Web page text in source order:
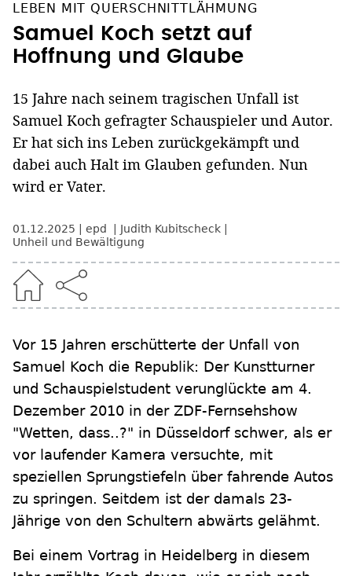
LEBEN MIT QUERSCHNITTLÄHMUNG
Samuel Koch setzt auf
Hoffnung und Glaube
15 Jahre nach seinem tragischen Unfall ist
Samuel Koch gefragter Schauspieler und Autor.
Er hat sich ins Leben zurückgekämpft und
dabei auch Halt im Glauben gefunden. Nun
wird er Vater.
01.12.2025 epd
Judith Kubitscheck
Unheil und Bewältigung
Vor 15 Jahren erschütterte der Unfall von
Samuel Koch die Republik: Der Kunstturner
und Schauspielstudent verunglückte am 4.
Dezember 2010 in der ZDF-Fernsehshow
"Wetten, dass..?" in Düsseldorf schwer, als er
vor laufender Kamera versuchte, mit
speziellen Sprungstiefeln über fahrende Autos
zu springen. Seitdem ist der damals 23-
Jährige von den Schultern abwärts gelähmt.
Bei einem Vortrag in Heidelberg in diesem